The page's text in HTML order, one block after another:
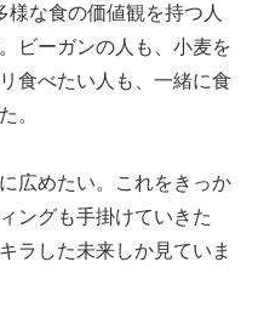
な食の価値観を持つ人
ビーガンの人も、小麦を
食べたい人も、一緒に食
。
広めたい。これをきっか
ングも手掛けていきた
ラした未来しか見ていま